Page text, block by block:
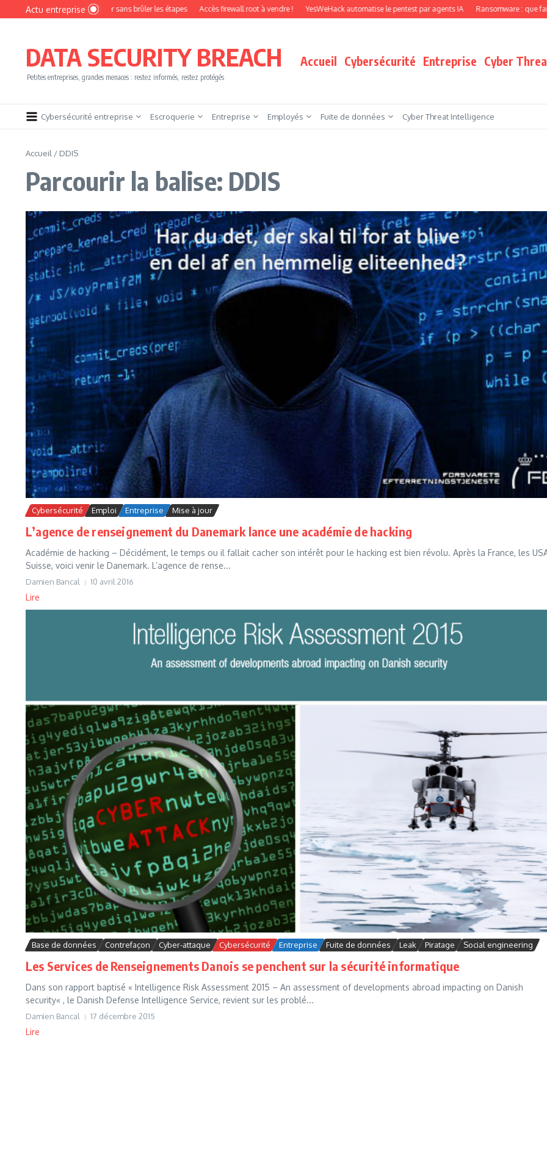
Aller au contenu
Actu entreprise
devenir pentester sans brûler les étapes Accès firewall root à vendre ! YesWeHack automatise le pentest par agents IA Ransomware : que faire quand
DATA SECURITY BREACH
Petites entreprises, grandes menaces : restez informés, restez protégés
Accueil Cybersécurité Entreprise Cyber
Cybersécurité entreprise Escroquerie Entreprise Employés Fuite de données Cyber Threat Intelligence
Accueil / DDIS
Parcourir la balise: DDIS
Cybersécurité Emploi Entreprise Mise à jour
L’agence de renseignement du Danemark lance une académie de hacking
Académie de hacking – Décidément, le temps ou il fallait cacher son intérêt pour le hacking est bien révolu. Après la France, les
Suisse, voici venir le Danemark. L’agence de rense...
Damien Bancal 10 avril 2016
Lire
Base de données Contrefaçon Cyber-attaque Cybersécurité Entreprise Fuite de données Leak Piratage Social engineering
Les Services de Renseignements Danois se penchent sur la sécurité informatique
Dans son rapport baptisé « Intelligence Risk Assessment 2015 – An assessment of developments abroad impacting on Danish
security« , le Danish Defense Intelligence Service, revient sur les problé...
Damien Bancal 17 décembre 2015
Lire